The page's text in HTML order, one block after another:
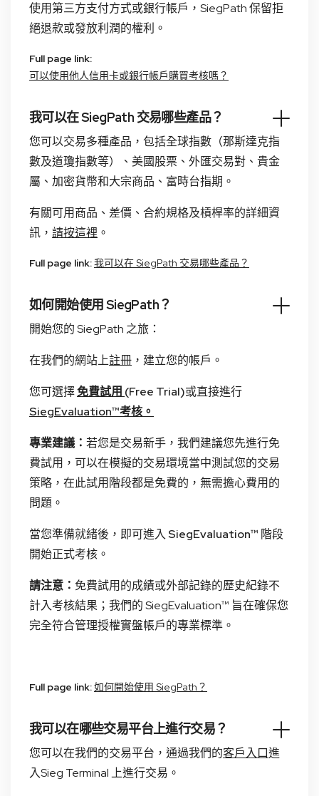
使用第三方支付方式或銀行帳戶，SiegPath 保留拒
絕退款或發放利潤的權利。
Full page link:
可以使用他人信用卡或銀行帳戶購買考核嗎？
我可以在 SiegPath 交易哪些產品？
您可以交易多種產品，包括全球指數（那斯達克指
數及道瓊指數等）、美國股票、外匯交易對、貴金
屬、加密貨幣和大宗商品、富時台指期。
有關可用商品、差價、合約規格及槓桿率的詳細資
訊， 請按這裡 。
Full page link:我可以在 SiegPath 交易哪些產品？
如何開始使用 SiegPath？
開始您的 SiegPath 之旅：
在我們的網站上註冊 ，建立您的帳戶。
您可選擇免費試用 (Free Trial)或直接進行
SiegEvaluation™考核。
專業建議： 若您是交易新手，我們建議您先進行免
費試用，可以在模擬的交易環境當中測試您的交易
策略，在此試用階段都是免費的，無需擔心費用的
問題。
當您準備就緒後，即可進入 SiegEvaluation™ 階段
開始正式考核。
請注意： 免費試用的成績或外部記錄的歷史紀錄不
計入考核結果；我們的 SiegEvaluation™ 旨在確保您
完全符合管理授權實盤帳戶的專業標準。
Full page link:如何開始使用 SiegPath？
我可以在哪些交易平台上進行交易？
您可以在我們的交易平台，通過我們的客戶入口進
入Sieg Terminal 上進行交易。